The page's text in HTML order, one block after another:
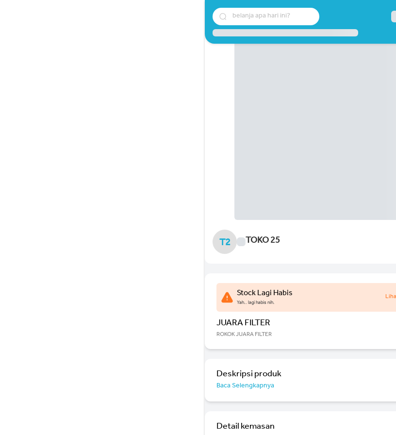
belanja apa hari ini?
T2 TOKO 25
Stock Lagi Habis
Yah.. lagi habis nih.
JUARA FILTER
ROKOK JUARA FILTER
Deskripsi produk
Baca Selengkapnya
Detail kemasan